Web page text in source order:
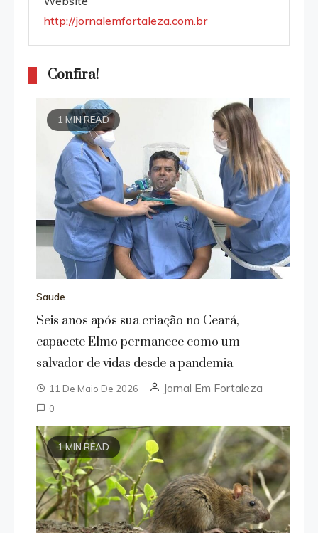
http://jornalemfortaleza.com.br
Confira!
1 MIN READ
Saude
Seis anos após sua criação no Ceará,
capacete Elmo permanece como um
salvador de vidas desde a pandemia
11 De Maio De 2026 Jornal Em Fortaleza
0
1 MIN READ